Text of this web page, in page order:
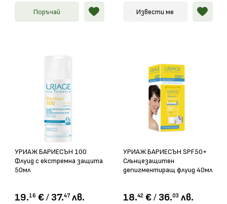
Поръчай Извести ме
УРИАЖ БАРИЕСЪН 100
Флуид с екстремна защита
50мл
19.16 € / 37.47 лв.
УРИАЖ БАРИЕСЪН SPF50+
Слънцезащитен
депигментиращ флуид 40мл
18.42 € / 36.03 лв.